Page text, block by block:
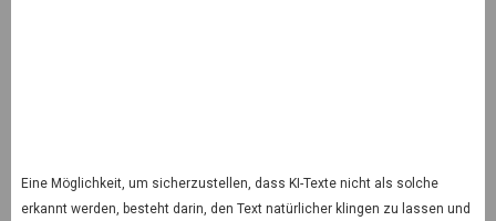
Eine Möglichkeit, um sicherzustellen, dass KI-Texte nicht als solche
erkannt werden, besteht darin, den Text natürlicher klingen zu lassen und